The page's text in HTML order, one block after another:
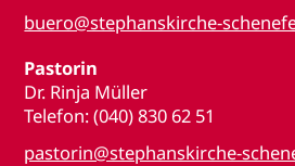
buero@stephanskirche-
Pastorin
Dr. Rinja Müller
Telefon: (040) 830 62 51
pastorin@stephanskirche-